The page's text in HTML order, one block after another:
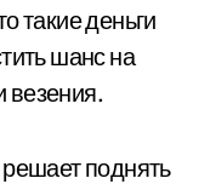
такие деньги
шанс на
везения.
поднять